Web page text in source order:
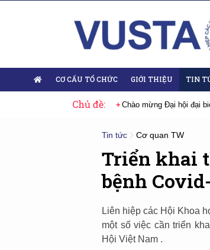
CƠ CẤU TỔ CHỨC GIỚI THIỆU TIN
Chủ đề:
hội lần thứ XIV của Đảng Chào mừng Đại hội đại
Tin tức Cơ quan TW
Triển khai
bệnh
Liên hiệp các Hội Khoa
một số việc cần triển
Hội Việt Nam .